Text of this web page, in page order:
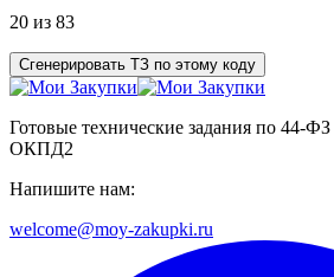
20 из 83
Сгенерировать ТЗ по этому коду
Готовые технические задания по 44-
ОКПД2
Напишите нам:
welcome@moy-zakupki.ru